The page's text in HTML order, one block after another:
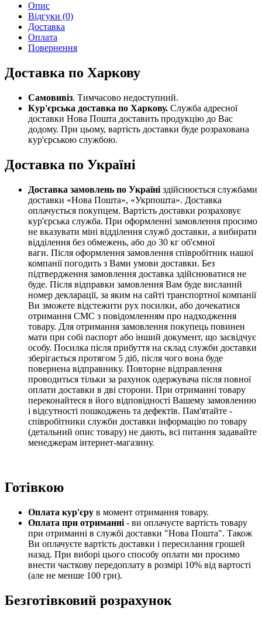
Опис
Відгуки (0)
Доставка
Оплата
Повернення
Доставка по Харкову
Самовивіз. Тимчасово недоступний.
Кур'єрська доставка по Харкову. Служба адресної
доставки Нова Пошта доставить продукцію до Вас
додому. При цьому, вартість доставки буде розрахована
кур'єрською службою.
Доставка по Україні
Доставка замовлень по Україні здійснюється службами
доставки «Нова Пошта», «Укрпошта». Доставка
оплачується покупцем. Вартість доставки розраховує
кур'єрська служба. При оформленні замовлення просимо
не вказувати міні відділення служб доставки, а вибирати
відділення без обмежень, або до 30 кг об'ємної
ваги. Після оформлення замовлення співробітник нашої
компанії погодить з Вами умови доставки. Без
підтвердження замовлення доставка здійснюватися не
буде. Після відправки замовлення Вам буде висланий
номер декларації, за яким на сайті транспортної компанії
Ви зможете відстежити рух посилки, або дочекатися
отримання СМС з повідомленням про надходження
товару. Для отримання замовлення покупець повинен
мати при собі паспорт або інший документ, що засвідчує
особу. Посилка після прибуття на склад служби доставки
зберігається протягом 5 діб, після чого вона буде
повернена відправнику. Повторне відправлення
проводиться тільки за рахунок одержувача після повної
оплати доставки в дві сторони. При отриманні товару
переконайтеся в його відповідності Вашему замовленню
і відсутності пошкоджень та дефектів. Пам'ятайте -
співробітники служби доставки інформацію по товару
(детальний опис товару) не дають, всі питання задавайте
менеджерам інтернет-магазину.
Готівкою
Оплата кур'єру в момент отримання товару.
Оплата при отриманні - ви оплачуєте вартість товару
при отриманні в службі доставки "Нова Пошта". Також
Ви оплачуєте вартість доставки і пересилання грошей
назад. При виборі цього способу оплати ми просимо
внести часткову передоплату в розмірі 10% від вартості
(але не менше 100 грн).
Безготівковий розрахунок